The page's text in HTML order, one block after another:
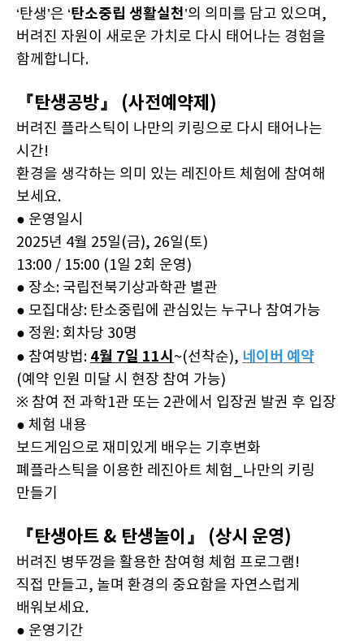
‘탄생’은 ‘탄소중립 생활실천’의 의미를 담고 있으며,
버려진 자원이 새로운 가치로 다시 태어나는 경험을
함께합니다.
『탄생공방』 (사전예약제)
버려진 플라스틱이 나만의 키링으로 다시 태어나는
시간!
환경을 생각하는 의미 있는 레진아트 체험에 참여해
보세요.
● 운영일시
2025년 4월 25일(금), 26일(토)
13:00 / 15:00 (1일 2회 운영)
● 장소: 국립전북기상과학관 별관
● 모집대상: 탄소중립에 관심있는 누구나 참여가능
● 정원: 회차당 30명
● 참여방법: 4월 7일 11시 ~(선착순), 네이버 예약
(예약 인원 미달 시 현장 참여 가능)
※ 참여 전 과학1관 또는 2관에서 입장권 발권 후 입장
● 체험 내용
보드게임으로 재미있게 배우는 기후변화
폐플라스틱을 이용한 레진아트 체험_나만의 키링
만들기
『탄생아트 & 탄생놀이』 (상시 운영)
버려진 병뚜껑을 활용한 참여형 체험 프로그램!
직접 만들고, 놀며 환경의 중요함을 자연스럽게
배워보세요.
● 운영기간